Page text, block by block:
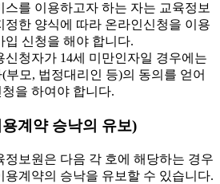
를 이용하고자 하는 자는 교육정보
정한 양식에 따라 온라인신청을 이용
입 신청을 해야 합니다.
청자가 14세 미만인자일 경우에는
부모, 법정대리인 등)의 동의를 얻어
을 하여야 합니다.
계약 승낙의 유보)
보원은 다음 각 호에 해당하는 경우
용계약의 승낙을 유보할 수 있습니다.